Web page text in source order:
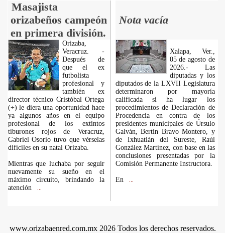
Masajista
orizabeños campeón
en primera división.
Nota vacía
Orizaba,
Veracruz. -
Después de
que el ex
futbolista
profesional y
también ex
director técnico Cristóbal Ortega
(+) le diera una oportunidad hace
ya algunos años en el equipo
profesional de los extintos
tiburones rojos de Veracruz,
Gabriel Osorio tuvo que vérselas
difíciles en su natal Orizaba.
Mientras que luchaba por seguir
nuevamente su sueño en el
máximo circuito, brindando la
atención
Xalapa, Ver.,
05 de agosto de
2026.- Las
diputadas y los
diputados de la LXVII Legislatura
determinaron por mayoría
calificada si ha lugar los
procedimientos de Declaración de
Procedencia en contra de los
presidentes municipales de Úrsulo
Galván, Bertín Bravo Montero, y
de Ixhuatlán del Sureste, Raúl
González Martínez, con base en las
conclusiones presentadas por la
Comisión Permanente Instructora.
En
www.orizabaenred.com.mx 2026 Todos los derechos reservados.